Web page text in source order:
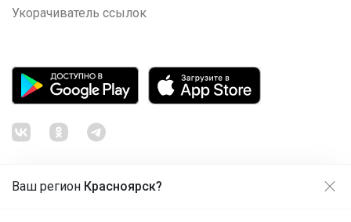
Ваш регион Красноярск?
Укорачиватель ссылок
Продолжая использовать этот сайт и нажимая кнопку